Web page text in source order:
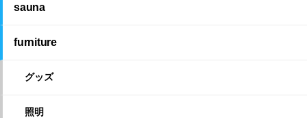
sauna
furniture
グッズ
照明